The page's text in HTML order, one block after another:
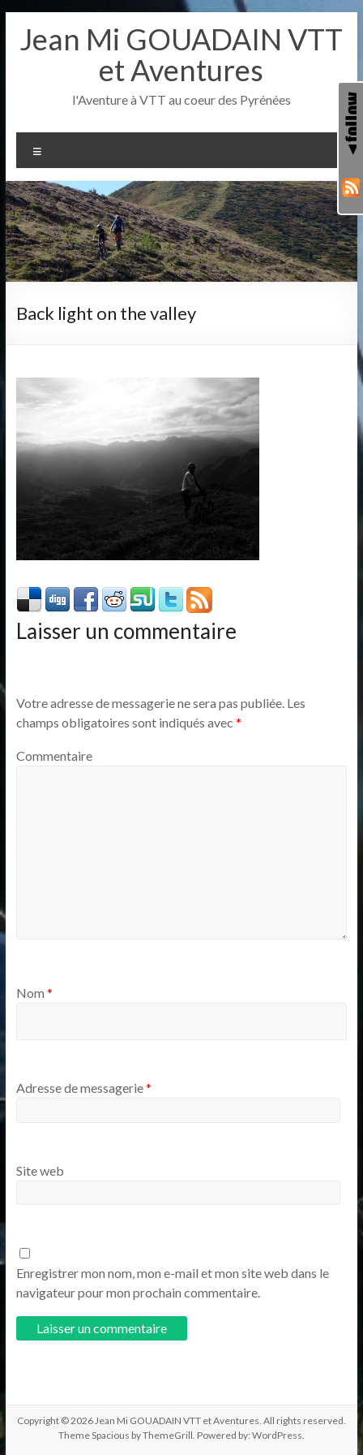
contenu
Jean Mi GOUADAIN VTT
et Aventures
l'Aventure à VTT au coeur des Pyrénées
Back light on the valley
Laisser un commentaire
Votre adresse de messagerie ne sera pas publiée. Les
champs obligatoires sont indiqués avec *
Commentaire
Nom *
Adresse de messagerie*
Site web
Enregistrer mon nom, mon e-mail et mon site web dans le
navigateur pour mon prochain commentaire.
Copyright © 2026 Jean Mi GOUADAIN VTT et Aventures . All rights reserved.
ThemeSpacious by ThemeGrill. Powered by: WordPress